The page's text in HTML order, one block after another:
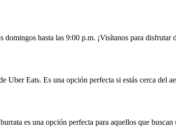
hasta las 9:00 p.m. ¡Visítanos para disfrutar
Uber Eats. Es una opción perfecta si estás cerca del
es una opción perfecta para aquellos que